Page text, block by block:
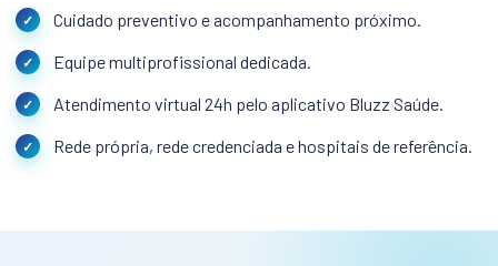
Cuidado preventivo e acompanhamento próximo.
Equipe multiprofissional dedicada.
Atendimento virtual 24h pelo aplicativo Bluzz Saúde.
Rede própria, rede credenciada e hospitais de referência.